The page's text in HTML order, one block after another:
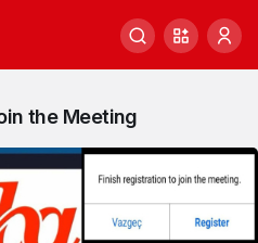
the Meeting